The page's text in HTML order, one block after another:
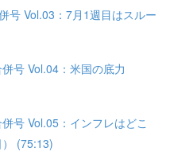
号 Vol.03：7月1週目はスルー
号 Vol.04：米国の底力
号 Vol.05：インフレはどこ
(75:13)